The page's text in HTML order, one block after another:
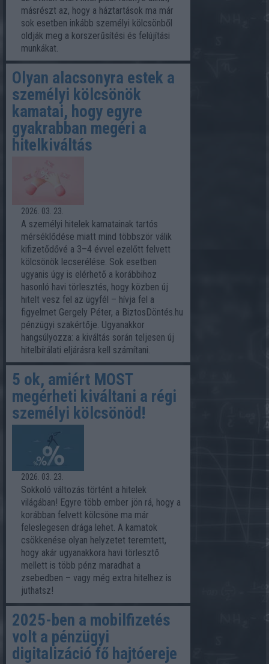
másrészt az, hogy a háztartások ma már
sok esetben inkább személyi kölcsönből
oldják meg a korszerűsítési és felújítási
munkákat.
Olyan alacsonyra estek a
személyi kölcsönök
kamatai, hogy egyre
gyakrabban megéri a
hitelkiváltás
2026. 03. 23.
A személyi hitelek kamatainak tartós
mérséklődése miatt mind többször válik
kifizetődővé a 3–4 évvel ezelőtt felvett
kölcsönök lecserélése. Sok esetben
ugyanis úgy is elérhető a korábbihoz
hasonló havi törlesztés, hogy közben új
hitelt vesz fel az ügyfél – hívja fel a
figyelmet Gergely Péter, a BiztosDöntés.hu
pénzügyi szakértője. Ugyanakkor
hangsúlyozza: a kiváltás során teljesen új
hitelbírálati eljárásra kell számítani.
5 ok, amiért MOST
megérheti kiváltani a régi
személyi kölcsönöd!
2026. 03. 23.
Sokkoló változás történt a hitelek
világában! Egyre több ember jön rá, hogy a
korábban felvett kölcsöne ma már
feleslegesen drága lehet. A kamatok
csökkenése olyan helyzetet teremtett,
hogy akár ugyanakkora havi törlesztő
mellett is több pénz maradhat a
zsebedben – vagy még extra hitelhez is
juthatsz!
2025-ben a mobilfizetés
volt a pénzügyi
digitalizáció fő hajtóereje